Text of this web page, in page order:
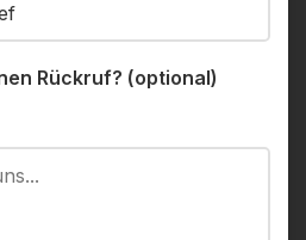
Rückruf? (optional)